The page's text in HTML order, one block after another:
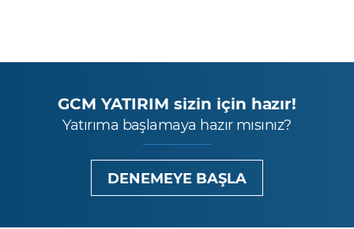
GCM YATIRIM sizin için hazır!
Yatırıma başlamaya hazır mısınız?
DENEMEYE BAŞLA